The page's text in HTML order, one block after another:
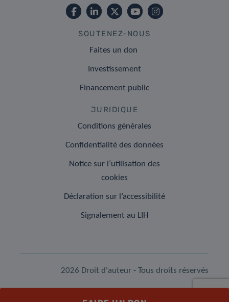
SOUTENEZ-NOUS
Faites un don
Investissement
Financement public
JURIDIQUE
Conditions générales
Confidentialité des données
Notice sur l’utilisation des
cookies
Déclaration sur l’accessibilité
Signalement au LIH
2026 Droit d'auteur - Tous droits réservés